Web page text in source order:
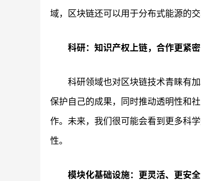
域，区块链还可以用于分布式能源的
科研：知识产权上链，合作更紧密
科研领域也对区块链技术青睐有
保护自己的成果，同时推动透明性和
作。未来，我们很可能会看到更多科
性。
模块化基础设施：更灵活、更安全